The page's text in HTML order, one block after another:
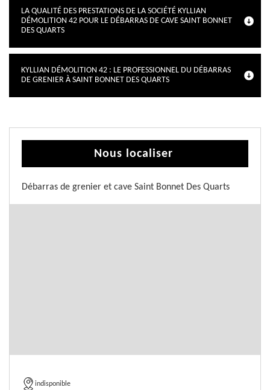
LA QUALITÉ DES PRESTATIONS DE LA SOCIÉTÉ KYLLIAN
DÉMOLITION 42 POUR LE DÉBARRAS DE CAVE SAINT BONNET
DES QUARTS
KYLLIAN DÉMOLITION 42 : LE PROFESSIONNEL DU DÉBARRAS
DE GRENIER À SAINT BONNET DES QUARTS
Nous localiser
Débarras de grenier et cave Saint Bonnet Des Quarts
indisponible